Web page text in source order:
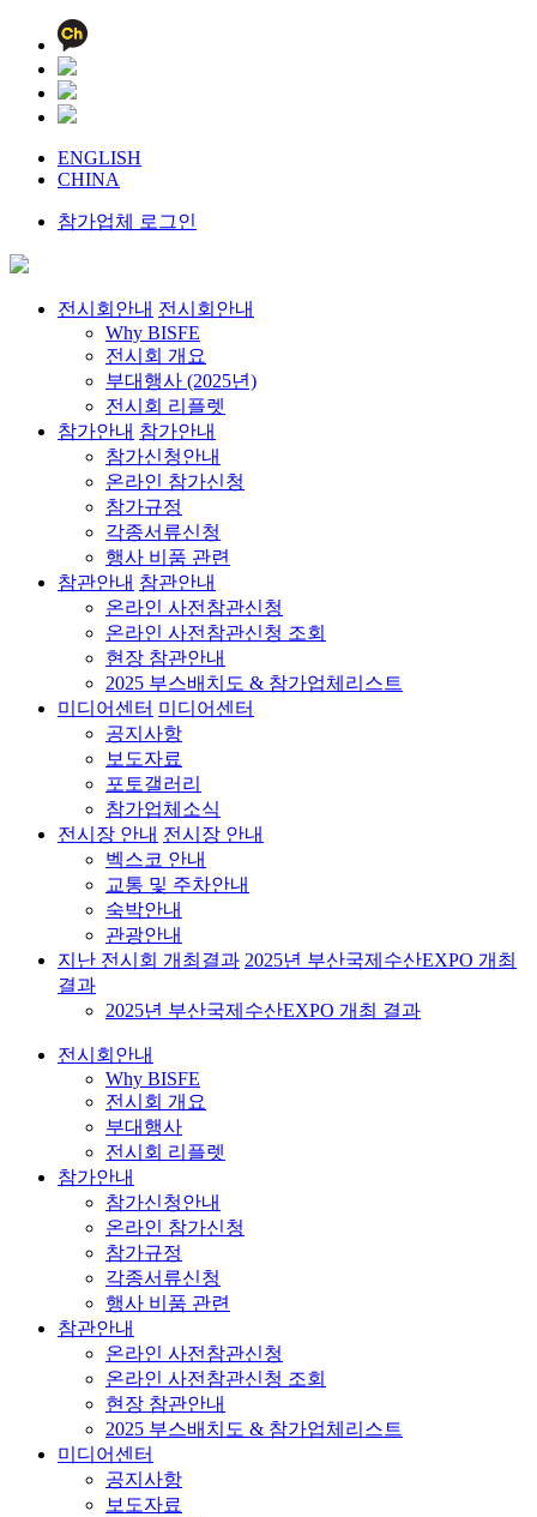
ENGLISH
CHINA
참가업체 로그인
전시회안내 전시회안내
Why BISFE
전시회 개요
부대행사 (2025년)
전시회 리플렛
참가안내 참가안내
참가신청안내
온라인 참가신청
참가규정
각종서류신청
행사 비품 관련
참관안내 참관안내
온라인 사전참관신청
온라인 사전참관신청 조회
현장 참관안내
2025 부스배치도 & 참가업체리스트
미디어센터 미디어센터
공지사항
보도자료
포토갤러리
참가업체소식
전시장 안내 전시장 안내
벡스코 안내
교통 및 주차안내
숙박안내
관광안내
지난 전시회 개최결과 2025년 부산국제수산EXPO 개최
결과
2025년 부산국제수산EXPO 개최 결과
전시회안내
Why BISFE
전시회 개요
부대행사
전시회 리플렛
참가안내
참가신청안내
온라인 참가신청
참가규정
각종서류신청
행사 비품 관련
참관안내
온라인 사전참관신청
온라인 사전참관신청 조회
현장 참관안내
2025 부스배치도 & 참가업체리스트
미디어센터
공지사항
보도자료